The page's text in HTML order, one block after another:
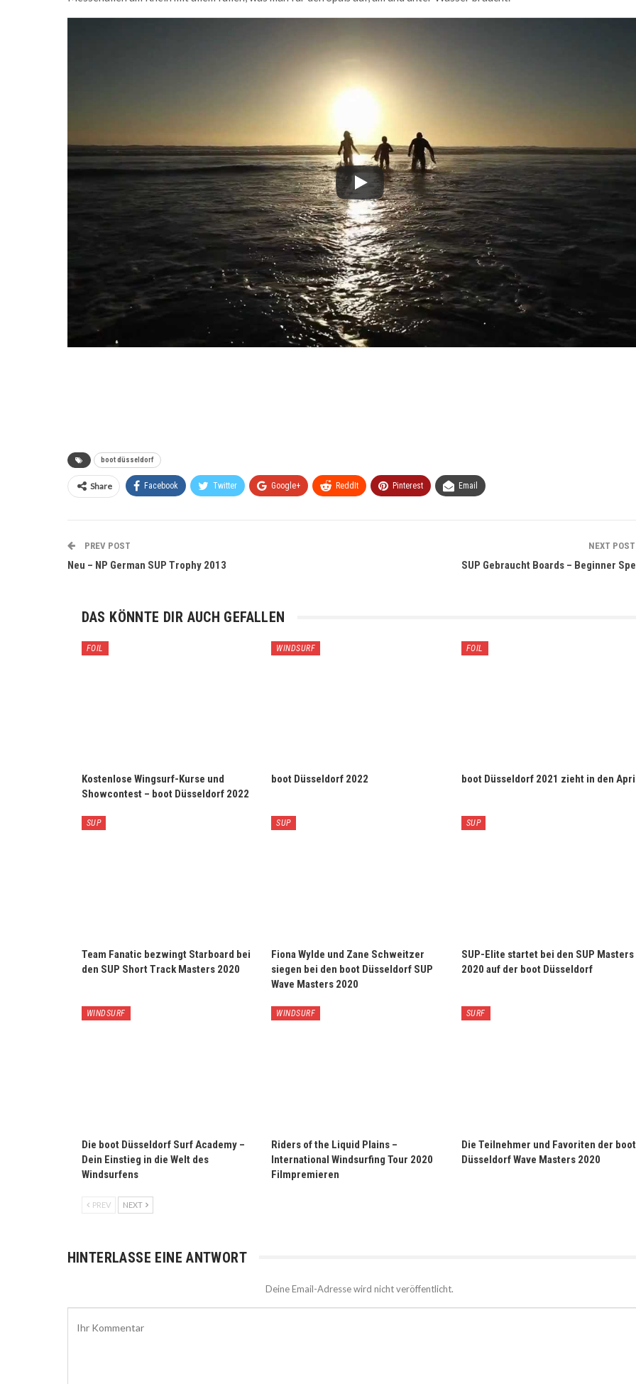
boot düsseldorf
Share Facebook Twitter Google+ ReddIt Pinterest Email
PREV POST
Neu – NP German SUP Trophy 2013
NEXT POST
SUP Gebraucht Boards – Beginner
DAS KÖNNTE DIR AUCH GEFALLEN
FOIL
Kostenlose Wingsurf-Kurse und
Showcontest – boot Düsseldorf 2022
WINDSURF
boot Düsseldorf 2022
FOIL
boot Düsseldorf 2021 zieht in den April
SUP
Team Fanatic bezwingt Starboard bei
den SUP Short Track Masters 2020
SUP
Fiona Wylde und Zane Schweitzer
siegen bei den boot Düsseldorf SUP
Wave Masters 2020
SUP
SUP-Elite startet bei den SUP Masters
2020 auf der boot Düsseldorf
WINDSURF
Die boot Düsseldorf Surf Academy –
Dein Einstieg in die Welt des
Windsurfens
WINDSURF
Riders of the Liquid Plains –
International Windsurfing Tour 2020
Filmpremieren
SURF
Die Teilnehmer und Favoriten der boot
Düsseldorf Wave Masters 2020
PREV NEXT
HINTERLASSE EINE ANTWORT
Deine Email-Adresse wird nicht veröffentlicht.